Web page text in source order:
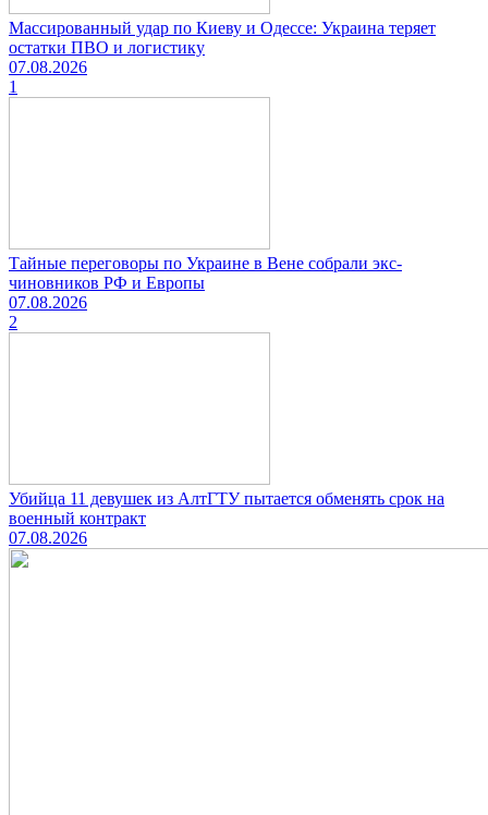
Массированный удар по Киеву и Одессе: Украина теряет
остатки ПВО и логистику
07.08.2026
1
Тайные переговоры по Украине в Вене собрали экс-
чиновников РФ и Европы
07.08.2026
2
Убийца 11 девушек из АлтГТУ пытается обменять срок на
военный контракт
07.08.2026